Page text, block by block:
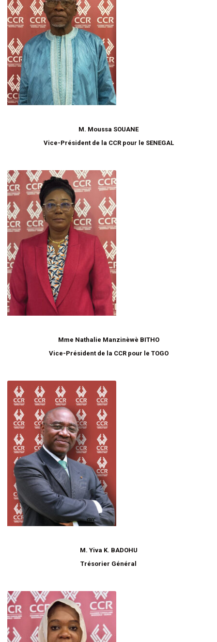
M. Moussa SOUANE
Vice-Président de la CCR pour le SENEGAL
Mme Nathalie Manzinèwè BITHO
Vice-Président de la CCR pour le TOGO
M. Yiva K. BADOHU
Trésorier Général